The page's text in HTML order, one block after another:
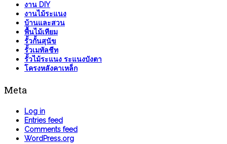
งาน DIY
งานไม้ระแนง
บ้านและสวน
พื้นไม้เทียม
รั้วกั้นสุนัข
รั้วเมทัลชีท
รั้วไม้ระแนง ระแนงบังตา
โครงหลังคาเหล็ก
Meta
Log in
Entries feed
Comments feed
WordPress.org